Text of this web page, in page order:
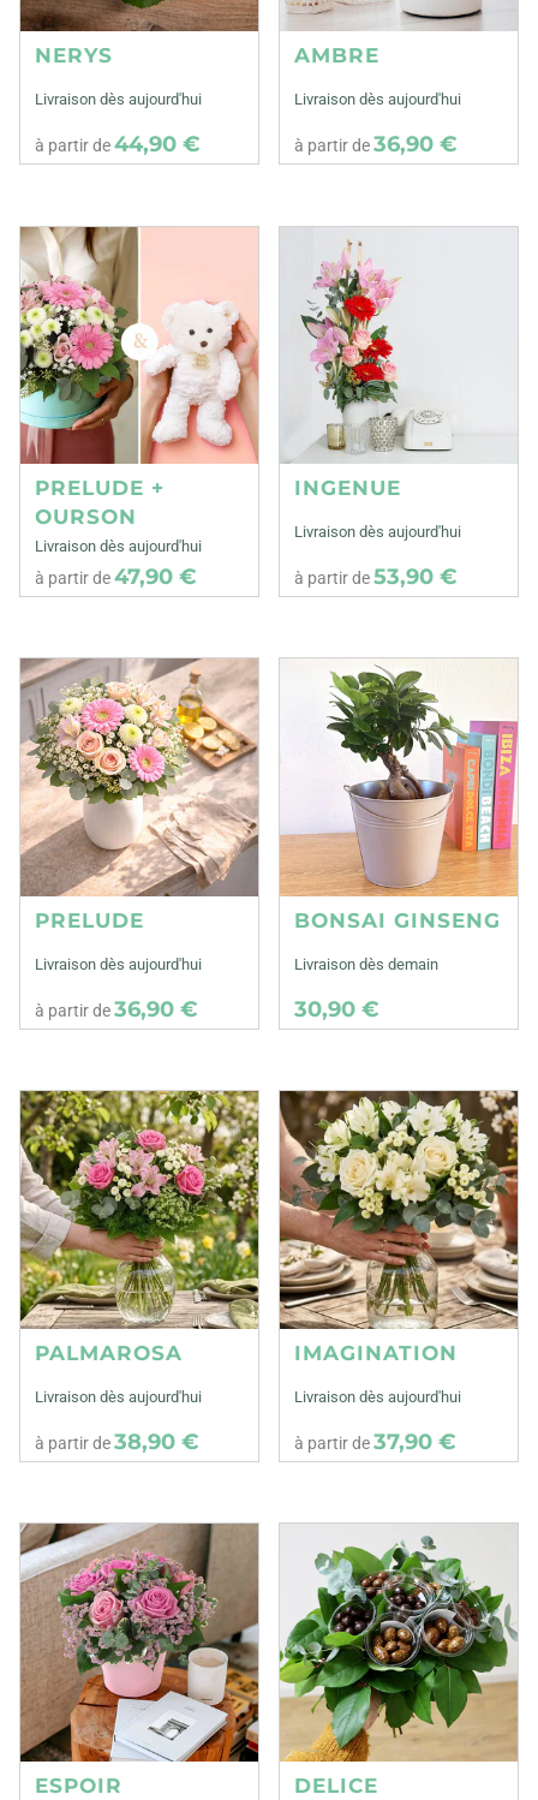
NERYS
Livraison dès aujourd'hui
à partir de44,90 €
AMBRE
Livraison dès aujourd'hui
à partir de36,90 €
PRELUDE +
OURSON
Livraison dès aujourd'hui
à partir de47,90 €
INGENUE
Livraison dès aujourd'hui
à partir de53,90 €
PRELUDE
Livraison dès aujourd'hui
à partir de36,90 €
BONSAI GINSENG
Livraison dès demain
30,90 €
PALMAROSA
Livraison dès aujourd'hui
à partir de38,90 €
IMAGINATION
Livraison dès aujourd'hui
à partir de37,90 €
ESPOIR
DELICE